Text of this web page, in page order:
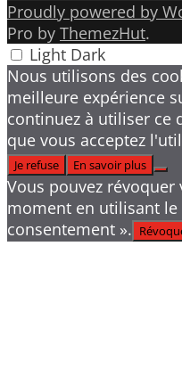
Proudly powered by
Pro by ThemezHut.
Light Dark
Nous utilisons des
meilleure expérience
continuez à utiliser ce
que vous acceptez
Je refuse
En savoir plus
Vous pouvez
moment en utilisant le
consentement ».